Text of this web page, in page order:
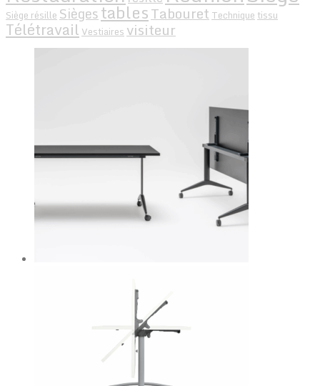
Siège résille SiègestablesTabouret Technique tissu
Télétravail Vestiaires visiteur